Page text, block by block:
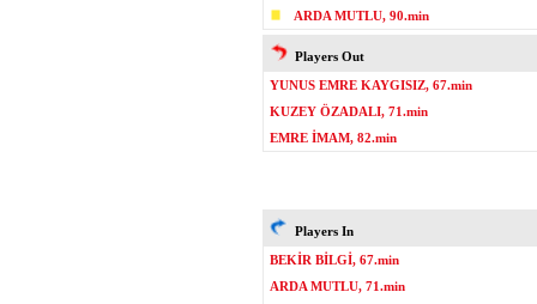
ARDA MUTLU, 90.min
Players Out
YUNUS EMRE KAYGISIZ, 67.min
KUZEY ÖZADALI, 71.min
EMRE İMAM, 82.min
Players In
BEKİR BİLGİ, 67.min
ARDA MUTLU, 71.min